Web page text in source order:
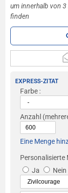
um innerhalb von
finden
EXPRESS-ZITAT
Farbe :
Anzahl
Eine Menge
Personalisierte
Ja
Nein